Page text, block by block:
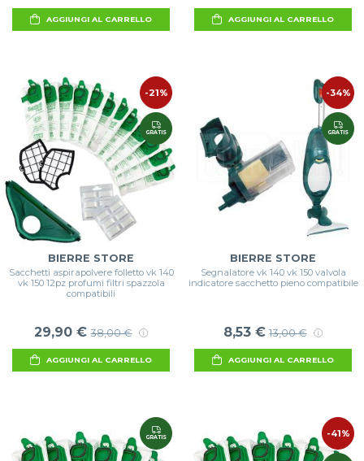
AGGIUNGI AL CARRELLO AGGIUNGI AL CARRELLO
-21%
GRATIS
BIERRE STORE
Sacchetti aspirapolvere folletto vk 140
vk 150 12pz profumi filtri spazzola
compatibili
29,90 € 38,00 €
AGGIUNGI AL CARRELLO
-34%
GRATIS
BIERRE STORE
Segnalatore vk 140 vk 150 valvola
indicatore sacchetto pieno compatibile
8,53 € 13,00 €
AGGIUNGI AL CARRELLO
GRATIS -41%